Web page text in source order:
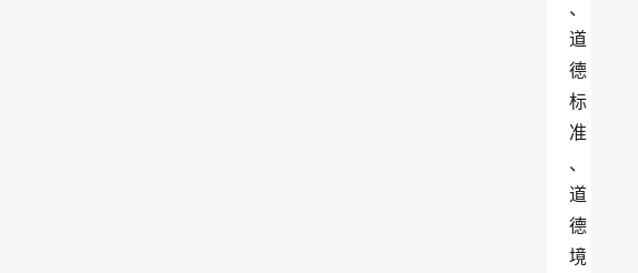
、
道
德
标
准
、
道
德
境